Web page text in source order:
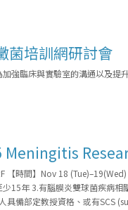
菌培訓網研討會
加強臨床與實驗室的溝通以及
Meningitis
【時間】Nov 18
15年 3.有腦膜炎雙球菌疾病
具備部定教授資格、或有